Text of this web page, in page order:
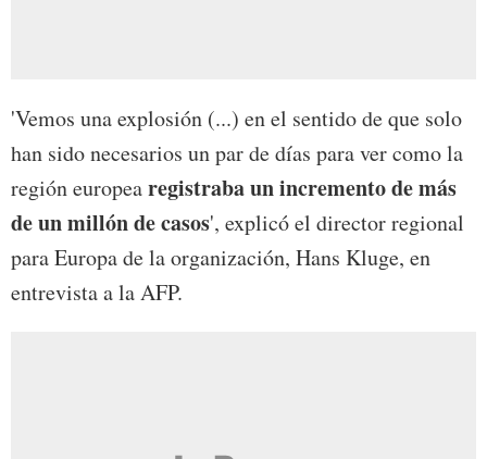
'Vemos una explosión (...) en el sentido de que solo
han sido necesarios un par de días para ver como la
región europearegistraba un incremento de más
de un millón de casos', explicó el director regional
para Europa de la organización, Hans Kluge, en
entrevista a la AFP.